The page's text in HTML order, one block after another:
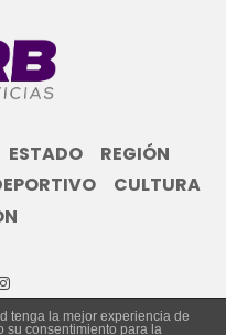
ESTADO
REGIÓN
CULTURA
tenga la mejor experiencia de
su consentimiento para la